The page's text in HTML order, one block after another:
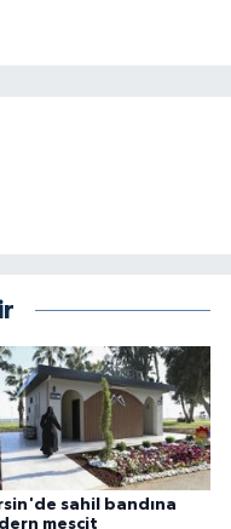
sahil bandına
mescit